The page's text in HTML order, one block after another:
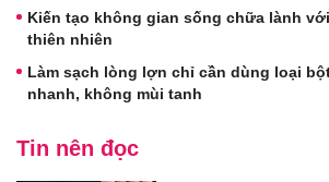
Kiến tạo không gian sống chữa lành
thiên nhiên
Làm sạch lòng lợn chỉ cần dùng loại
nhanh, không mùi tanh
Tin nên đọc